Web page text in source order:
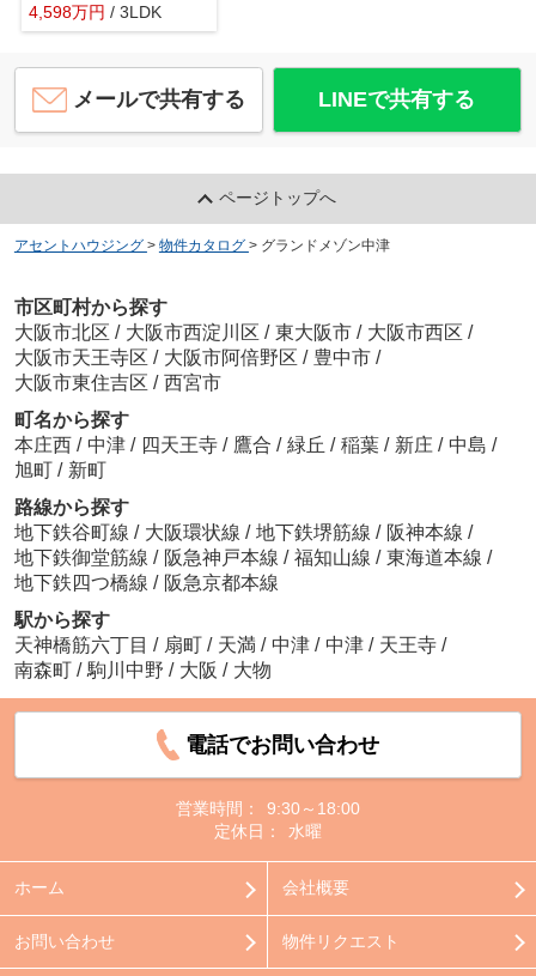
4,598万円 / 3LDK
メールで共有する LINEで共有する
ページトップへ
アセントハウジング > 物件カタログ > グランドメゾン中津
市区町村から探す
大阪市北区 / 大阪市西淀川区 / 東大阪市 / 大阪市西区 /
大阪市天王寺区 / 大阪市阿倍野区 / 豊中市 /
大阪市東住吉区 / 西宮市
町名から探す
本庄西 / 中津 / 四天王寺 / 鷹合 / 緑丘 / 稲葉 / 新庄 / 中島 /
旭町 / 新町
路線から探す
地下鉄谷町線 / 大阪環状線 / 地下鉄堺筋線 / 阪神本線 /
地下鉄御堂筋線 / 阪急神戸本線 / 福知山線 / 東海道本線 /
地下鉄四つ橋線 / 阪急京都本線
駅から探す
天神橋筋六丁目 / 扇町 / 天満 / 中津 / 中津 / 天王寺 /
南森町 / 駒川中野 / 大阪 / 大物
電話でお問い合わせ
営業時間：
9:30～18:00
定休日：
水曜
ホーム 会社概要
お問い合わせ 物件リクエスト